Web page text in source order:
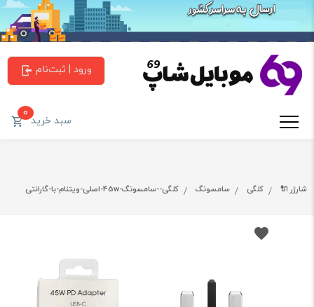
ورود | ثبت‌نام
سبد خرید0
شارژر 🔌 کلگی سامسونگ کلگی--سامسونگ-45w-اصلی-ویتنام-با-گارانتی